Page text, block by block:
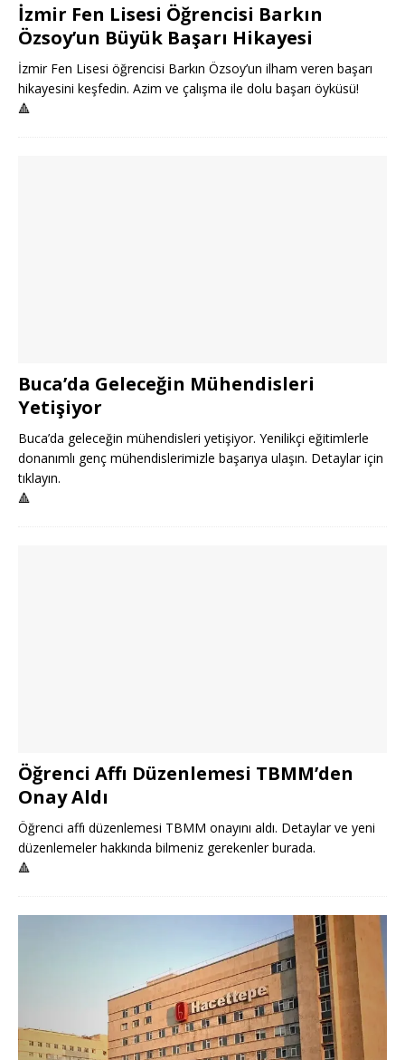
İzmir Fen Lisesi Öğrencisi Barkın
Özsoy’un Büyük Başarı Hikayesi
İzmir Fen Lisesi öğrencisi Barkın Özsoy’un ilham veren başarı
hikayesini keşfedin. Azim ve çalışma ile dolu başarı öyküsü!
🔺
Buca’da Geleceğin Mühendisleri
Yetişiyor
Buca’da geleceğin mühendisleri yetişiyor. Yenilikçi eğitimlerle
donanımlı genç mühendislerimizle başarıya ulaşın. Detaylar için
tıklayın.
🔺
Öğrenci Affı Düzenlemesi TBMM’den
Onay Aldı
Öğrenci affı düzenlemesi TBMM onayını aldı. Detaylar ve yeni
düzenlemeler hakkında bilmeniz gerekenler burada.
🔺